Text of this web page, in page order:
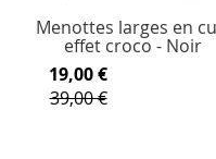
Menottes larges en
effet croco - Noir
19,00 €
39,00 €